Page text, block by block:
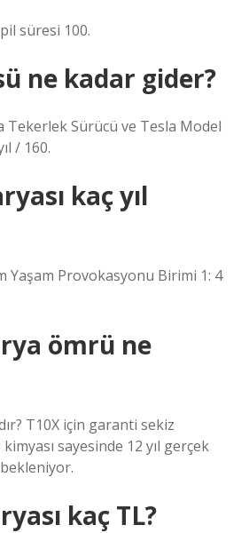
süresi 100.
ne kadar gider?
Tekerlek Sürücü ve Tesla Model
/ 160.
kaç yıl
Yaşam Provokasyonu Birimi 1: 4
ömrü ne
T10X için garanti sekiz
kimyası sayesinde 12 yıl gerçek
kaç TL?